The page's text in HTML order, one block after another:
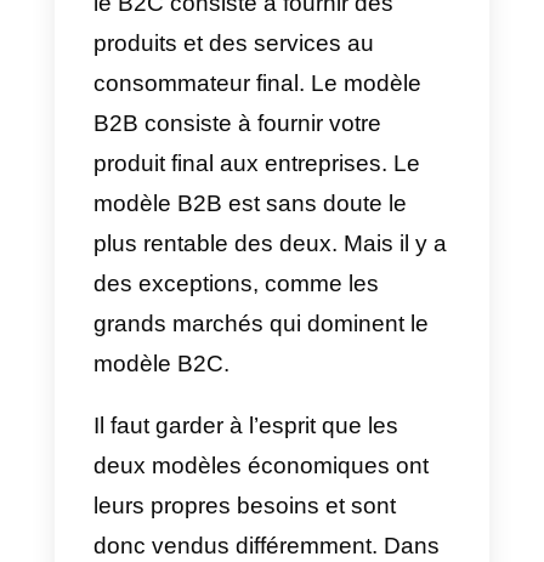
concentre sur la fourniture de ces
produits ou services à la
personne qui les utilise
finalement.
Voici quelques exemples de
modèles B2C:
de produits alimentaires ou
produits de distribution au détail,
le client final étant des personnes